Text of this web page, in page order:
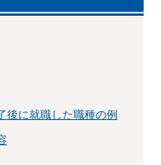
後に就職した職種の例